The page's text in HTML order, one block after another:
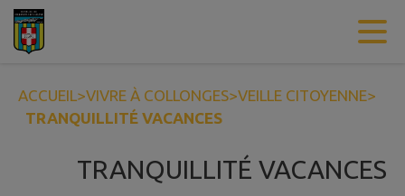
Contenu
ACCUEIL>VIVRE À COLLONGES>VEILLE CITOYENNE>
TRANQUILLITÉ VACANCES
TRANQUILLITÉ VACANCES